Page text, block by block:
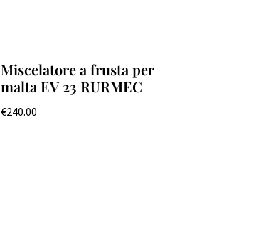
Miscelatore a frusta per
malta EV 23 RURMEC
€240.00